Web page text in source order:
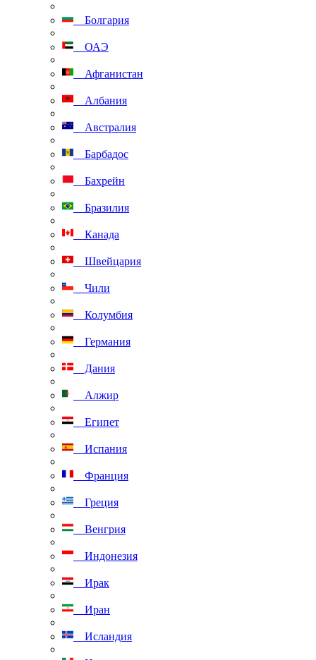
Болгария
ОАЭ
Афганистан
Албания
Австралия
Барбадос
Бахрейн
Бразилия
Канада
Швейцария
Чили
Колумбия
Германия
Дания
Алжир
Египет
Испания
Франция
Греция
Венгрия
Индонезия
Ирак
Иран
Исландия